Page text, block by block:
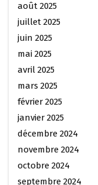
août 2025
juillet 2025
juin 2025
mai 2025
avril 2025
mars 2025
février 2025
janvier 2025
décembre 2024
novembre 2024
octobre 2024
septembre 2024